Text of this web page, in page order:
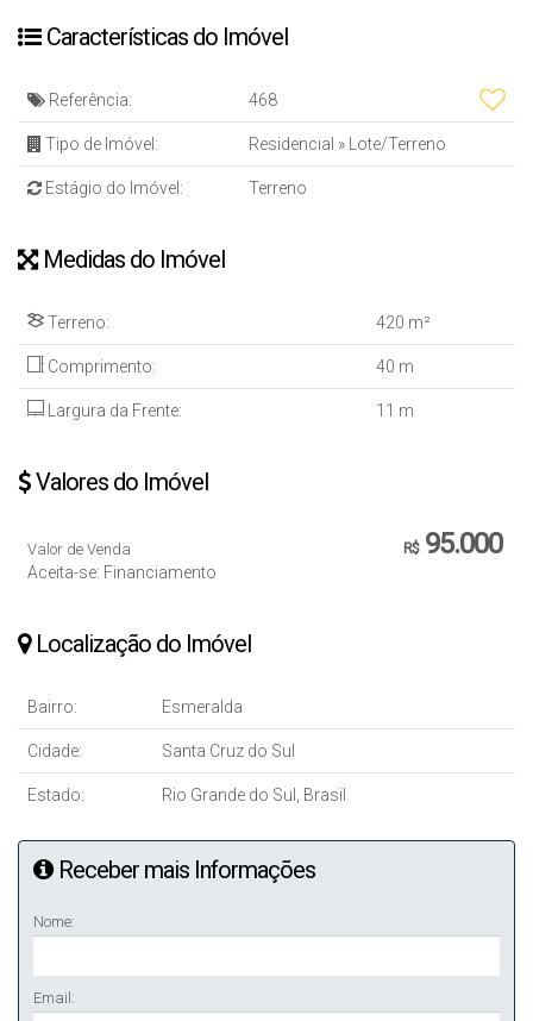
Características do Imóvel
Referência: 468
Tipo de Imóvel: Residencial » Lote/Terreno
Estágio do Imóvel: Terreno
Medidas do Imóvel
Terreno: 420 m²
Comprimento: 40 m
Largura da Frente: 11 m
Valores do Imóvel
R$95.000
Valor de Venda
Aceita-se: Financiamento
Localização do Imóvel
Bairro: Esmeralda
Cidade: Santa Cruz do Sul
Estado: Rio Grande do Sul, Brasil
Receber mais Informações
Nome:
Email: